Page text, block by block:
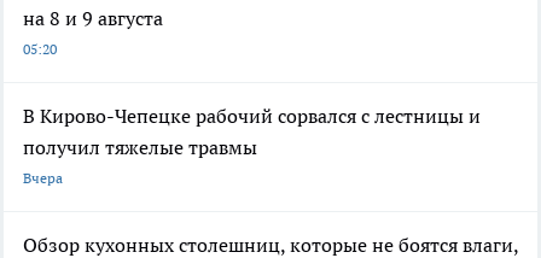
на 8 и 9 августа
05:20
В Кирово-Чепецке рабочий сорвался с лестницы и
получил тяжелые травмы
Вчера
Обзор кухонных столешниц, которые не боятся влаги,